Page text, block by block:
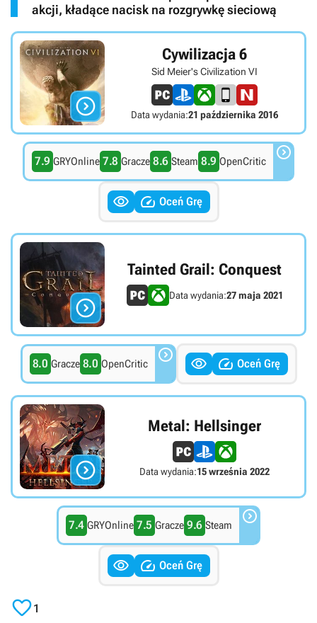
akcji, kładące nacisk na rozgrywkę sieciową

Cywilizacja 6
Sid Meier's Civilization VI
Data wydania:21 października 2016
7.9 GRYOnline 7.8 Gracze 8.6 Steam 8.9 OpenCritic 
  Oceń Grę

Tainted Grail: Conquest
Data wydania:27 maja 2021
8.0 Gracze 8.0 OpenCritic    Oceń Grę

Metal: Hellsinger
Data wydania:15 września 2022
7.4 GRYOnline 7.5 Gracze 9.6 Steam 
  Oceń Grę
1